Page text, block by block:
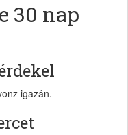
30 nap
igazán.